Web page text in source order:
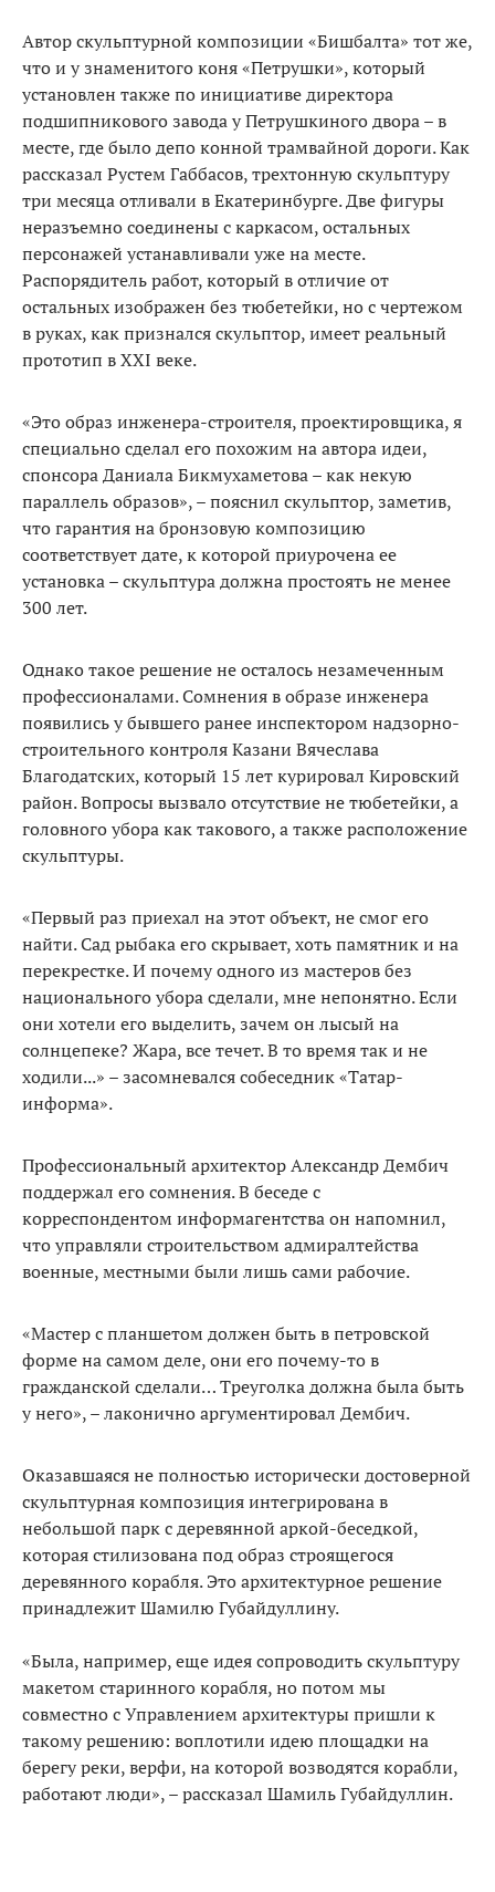
Автор скульптурной композиции «Бишбалта» тот же,
что и у знаменитого коня «Петрушки», который
установлен также по инициативе директора
подшипникового завода у Петрушкиного двора – в
месте, где было депо конной трамвайной дороги. Как
рассказал Рустем Габбасов, трехтонную скульптуру
три месяца отливали в Екатеринбурге. Две фигуры
неразъемно соединены с каркасом, остальных
персонажей устанавливали уже на месте.
Распорядитель работ, который в отличие от
остальных изображен без тюбетейки, но с чертежом
в руках, как признался скульптор, имеет реальный
прототип в XXI веке.
«Это образ инженера-строителя, проектировщика, я
специально сделал его похожим на автора идеи,
спонсора Даниала Бикмухаметова – как некую
параллель образов», – пояснил скульптор, заметив,
что гарантия на бронзовую композицию
соответствует дате, к которой приурочена ее
установка – скульптура должна простоять не менее
300 лет.
Однако такое решение не осталось незамеченным
профессионалами. Сомнения в образе инженера
появились у бывшего ранее инспектором надзорно-
строительного контроля Казани Вячеслава
Благодатских, который 15 лет курировал Кировский
район. Вопросы вызвало отсутствие не тюбетейки, а
головного убора как такового, а также расположение
скульптуры.
«Первый раз приехал на этот объект, не смог его
найти. Сад рыбака его скрывает, хоть памятник и на
перекрестке. И почему одного из мастеров без
национального убора сделали, мне непонятно. Если
они хотели его выделить, зачем он лысый на
солнцепеке? Жара, все течет. В то время так и не
ходили...» – засомневался собеседник «Татар-
информа».
Профессиональный архитектор Александр Дембич
поддержал его сомнения. В беседе с
корреспондентом информагентства он напомнил,
что управляли строительством адмиралтейства
военные, местными были лишь сами рабочие.
«Мастер с планшетом должен быть в петровской
форме на самом деле, они его почему-то в
гражданской сделали… Треуголка должна была быть
у него», – лаконично аргументировал Дембич.
Оказавшаяся не полностью исторически достоверной
скульптурная композиция интегрирована в
небольшой парк с деревянной аркой-беседкой,
которая стилизована под образ строящегося
деревянного корабля. Это архитектурное решение
принадлежит Шамилю Губайдуллину.
«Была, например, еще идея сопроводить скульптуру
макетом старинного корабля, но потом мы
совместно с Управлением архитектуры пришли к
такому решению: воплотили идею площадки на
берегу реки, верфи, на которой возводятся корабли,
работают люди», – рассказал Шамиль Губайдуллин.